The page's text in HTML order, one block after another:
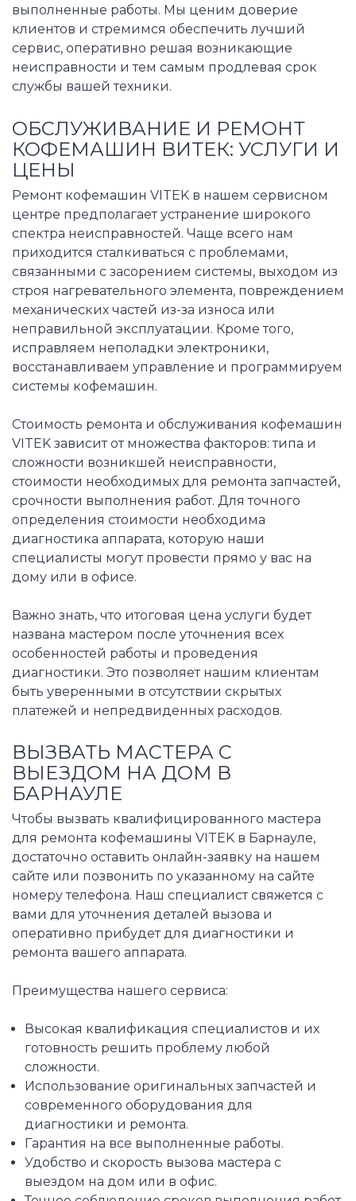
выполненные работы. Мы ценим доверие
клиентов и стремимся обеспечить лучший
сервис, оперативно решая возникающие
неисправности и тем самым продлевая срок
службы вашей техники.
ОБСЛУЖИВАНИЕ И РЕМОНТ
КОФЕМАШИН ВИТЕК: УСЛУГИ И
ЦЕНЫ
Ремонт кофемашин VITEK в нашем сервисном
центре предполагает устранение широкого
спектра неисправностей. Чаще всего нам
приходится сталкиваться с проблемами,
связанными с засорением системы, выходом из
строя нагревательного элемента, повреждением
механических частей из-за износа или
неправильной эксплуатации. Кроме того,
исправляем неполадки электроники,
восстанавливаем управление и программируем
системы кофемашин.
Стоимость ремонта и обслуживания кофемашин
VITEK зависит от множества факторов: типа и
сложности возникшей неисправности,
стоимости необходимых для ремонта запчастей,
срочности выполнения работ. Для точного
определения стоимости необходима
диагностика аппарата, которую наши
специалисты могут провести прямо у вас на
дому или в офисе.
Важно знать, что итоговая цена услуги будет
названа мастером после уточнения всех
особенностей работы и проведения
диагностики. Это позволяет нашим клиентам
быть уверенными в отсутствии скрытых
платежей и непредвиденных расходов.
ВЫЗВАТЬ МАСТЕРА С
ВЫЕЗДОМ НА ДОМ В
БАРНАУЛЕ
Чтобы вызвать квалифицированного мастера
для ремонта кофемашины VITEK в Барнауле,
достаточно оставить онлайн-заявку на нашем
сайте или позвонить по указанному на сайте
номеру телефона. Наш специалист свяжется с
вами для уточнения деталей вызова и
оперативно прибудет для диагностики и
ремонта вашего аппарата.
Преимущества нашего сервиса:
Высокая квалификация специалистов и их
готовность решить проблему любой
сложности.
Использование оригинальных запчастей и
современного оборудования для
диагностики и ремонта.
Гарантия на все выполненные работы.
Удобство и скорость вызова мастера с
выездом на дом или в офис.